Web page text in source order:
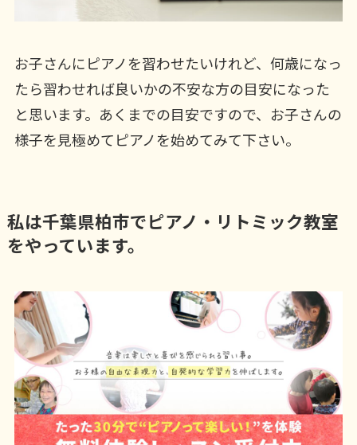
お子さんにピアノを習わせたいけれど、何歳になっ
たら習わせれば良いかの不安な方の目安になった
と思います。あくまでの目安ですので、お子さんの
様子を見極めてピアノを始めてみて下さい。
私は千葉県柏市でピアノ・リトミック教室
をやっています。